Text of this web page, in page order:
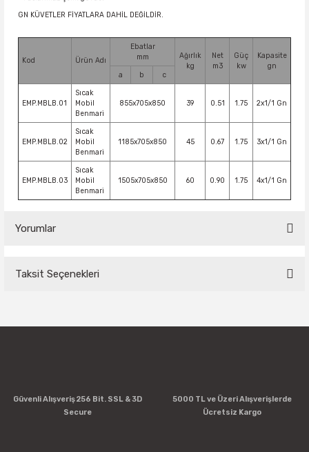
GN KÜVETLER FİYATLARA DAHİL DEĞİLDİR.
Kod Ürün Adı
Ebatlar
mm
Ağırlık
kg
Net
m3
Güç
kw
Kapasite
gn
a
b c
EMP.MBLB.01
Sıcak
Mobil
Benmari
855x705x850 39 0.51 1.75 2x1/1 Gn
EMP.MBLB.02
Sıcak
Mobil
Benmari
1185x705x850 45 0.67 1.75 3x1/1 Gn
EMP.MBLB.03
Sıcak
Mobil
Benmari
1505x705x850 60 0.90 1.75 4x1/1 Gn
Yorumlar
Yorum Yaz
Taksit Seçenekleri
Güvenli Alışveriş 256 Bit. SSL & 3D
Secure
5000 TL ve Üzeri Alışverişlerde
Ücretsiz Kargo